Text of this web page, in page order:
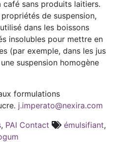
café sans produits laitiers.
de suspension,
dans les boissons
insolubles pour mettre en
(par exemple, dans les jus
suspension homogène
formulations
j.imperato@nexira.com
, PAI Contact émulsifiant,